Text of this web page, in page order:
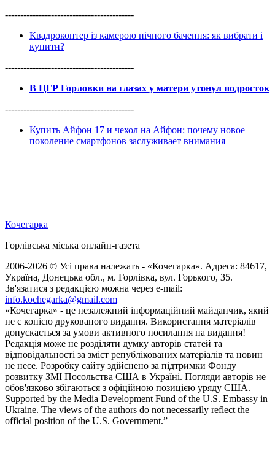
------------------------------------------
Квадрокоптер із камерою нічного бачення: як вибрати і
купити?
------------------------------------------
В ЦГР Горловки на глазах у матери утонул подросток
------------------------------------------
Купить Айфон 17 и чехол на Айфон: почему новое
поколение смартфонов заслуживает внимания
Кочегарка
Горлівська міська онлайн-газета
2006-2026 © Усі права належать - «Кочегарка». Адреса: 84617,
Україна, Донецька обл., м. Горлівка, вул. Горького, 35.
Зв'язатися з редакцією можна через e-mail:
info.kochegarka@gmail.com
«Кочегарка» - це незалежний інформаційний майданчик, який
не є копією друкованого видання. Використання матеріалів
допускається за умови активного посилання на видання!
Редакція може не розділяти думку авторів статей та
відповідальності за зміст републікованих матеріалів та новин
не несе. Розробку сайту здійснено за підтримки Фонду
розвитку ЗМІ Посольства США в Україні. Погляди авторів не
обов'язково збігаються з офіційною позицією уряду США.
Supported by the Media Development Fund of the U.S. Embassy in
Ukraine. The views of the authors do not necessarily reflect the
official position of the U.S. Government.”